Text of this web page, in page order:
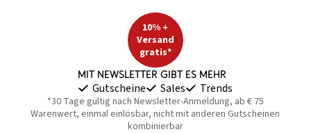
10% +
Versand
gratis*
Mit Newsletter gibt es mehr
Gutscheine Sales Trends
*30 Tage gültig nach Newsletter-Anmeldung, ab € 75
Warenwert, einmal einlösbar, nicht mit anderen Gutscheinen
kombinierbar